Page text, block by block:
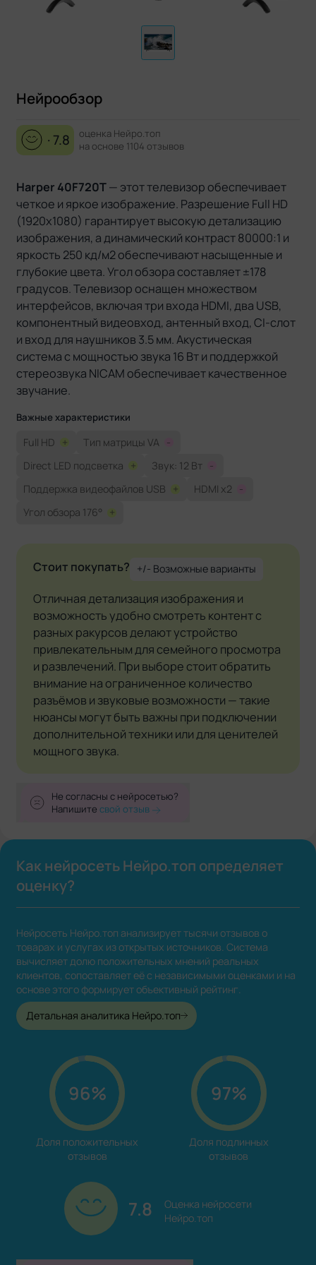
Нейрообзор
· 7.8
оценка Нейро.топ
на основе 1104 отзывов
Harper 40F720T— этот телевизор обеспечивает
четкое и яркое изображение. Разрешение Full HD
(1920x1080) гарантирует высокую детализацию
изображения, а динамический контраст 80000:1 и
яркость 250 кд/м2 обеспечивают насыщенные и
глубокие цвета. Угол обзора составляет ±178
градусов. Телевизор оснащен множеством
интерфейсов, включая три входа HDMI, два USB,
компонентный видеовход, антенный вход, CI-слот
и вход для наушников 3.5 мм. Акустическая
система с мощностью звука 16 Вт и поддержкой
стереозвука NICAM обеспечивает качественное
звучание.
Важные характеристики
Full HD + Тип матрицы VA
-
Direct LED подсветка + Звук: 12 Вт -
Поддержка видеофайлов USB + HDMI x2
-
Угол обзора 176° +
Стоит покупать? +/- Возможные варианты
Отличная детализация изображения и
возможность удобно смотреть контент с
разных ракурсов делают устройство
привлекательным для семейного просмотра
и развлечений. При выборе стоит обратить
внимание на ограниченное количество
разъёмов и звуковые возможности — такие
нюансы могут быть важны при подключении
дополнительной техники или для ценителей
мощного звука.
Не согласны с нейросетью?
Напишитесвой отзыв
Как нейросеть Нейро.топ определяет
оценку?
Нейросеть Нейро.топ анализирует тысячи отзывов о
товарах и услугах из открытых источников. Система
вычисляет долю положительных мнений реальных
клиентов, сопоставляет её с независимыми оценками и на
основе этого формирует объективный рейтинг.
Детальная аналитика Нейро.топ
96%
Доля положительных
отзывов
97%
Доля подлинных
отзывов
7.8
Оценка нейросети
Нейро.топ